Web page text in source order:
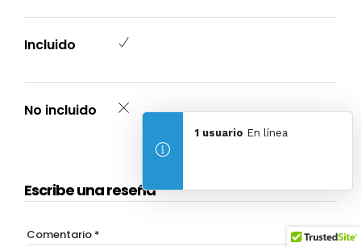
1 usuario En línea
Incluido
No incluido
Escribe una reseña
Comentario *